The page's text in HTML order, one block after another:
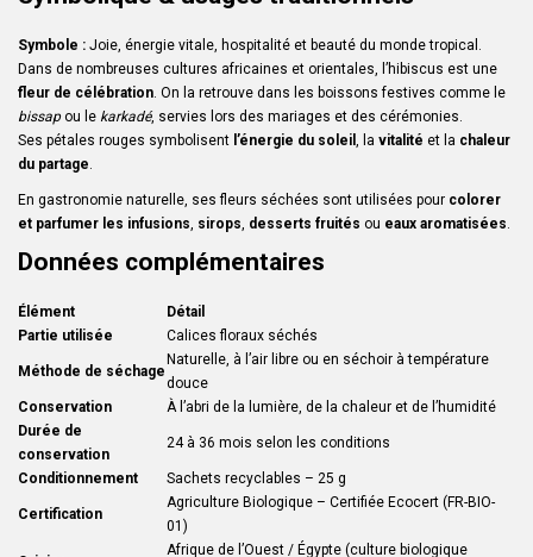
Symbole : Joie, énergie vitale, hospitalité et beauté du monde tropical.
Dans de nombreuses cultures africaines et orientales, l’hibiscus est une
fleur de célébration. On la retrouve dans les boissons festives comme le
bissapou le karkadé, servies lors des mariages et des cérémonies.
Ses pétales rouges symbolisent l’énergie du soleil , la vitalité et la chaleur
du partage.
En gastronomie naturelle, ses fleurs séchées sont utilisées pour colorer
et parfumer les infusions, sirops, desserts fruités ou eaux aromatisées.
Données complémentaires
Élément
Détail
Partie utilisée
Calices floraux séchés
Méthode de séchage
Naturelle, à l’air libre ou en séchoir à température
douce
Conservation
À l’abri de la lumière, de la chaleur et de l’humidité
Durée de
conservation
24 à 36 mois selon les conditions
Conditionnement Sachets recyclables – 25 g
Certification
Agriculture Biologique – Certifiée Ecocert (FR-BIO-
01)
Afrique de l’Ouest / Égypte (culture biologique